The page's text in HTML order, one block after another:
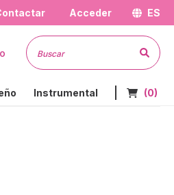
Acceder ES
Instrumental Nº de
(0)